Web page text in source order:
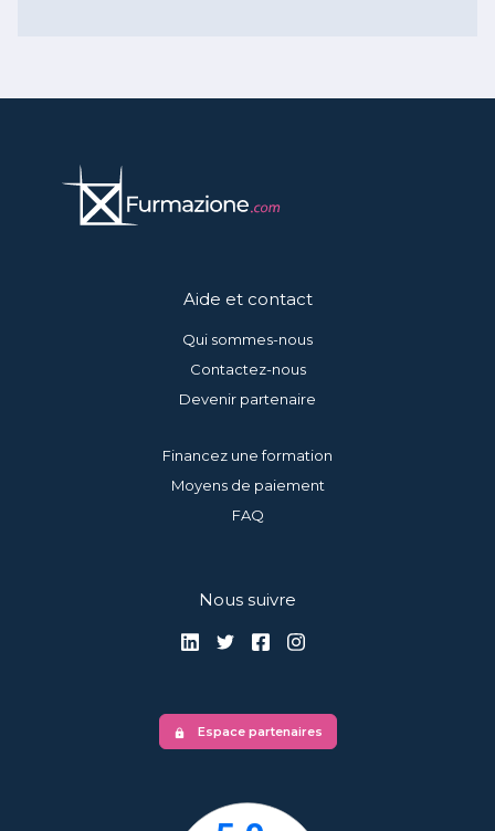
Aide et contact
Qui sommes-nous
Contactez-nous
Devenir partenaire
Financez une formation
Moyens de paiement
FAQ
Nous suivre
lock Espace partenaires